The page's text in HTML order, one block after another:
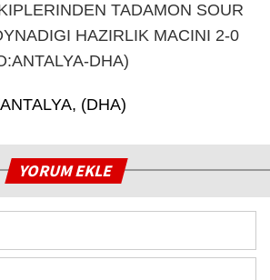
ANTALYA, (DHA)
YORUM EKLE